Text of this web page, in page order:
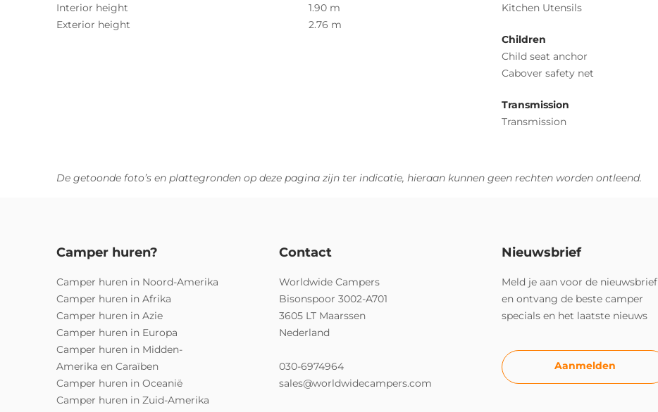
Interior height
1.90 m
Exterior height
2.76 m
Kitchen Utensils
Children
Child seat anchor
Cabover safety net
Transmission
Transmission
De getoonde foto’s en plattegronden op deze pagina zijn ter indicatie, hieraan kunnen geen rechten worden ontleend.
Camper huren?
Camper huren in Noord-Amerika
Camper huren in Afrika
Camper huren in Azie
Camper huren in Europa
Camper huren in Midden-
Amerika en Caraïben
Camper huren in Oceanië
Camper huren in Zuid-Amerika
Contact
Worldwide Campers
Bisonspoor 3002-A701
3605 LT Maarssen
Nederland
030-6974964
sales@worldwidecampers.com
Nieuwsbrief
Meld je aan voor de nieuwsbrief
en ontvang de beste camper
specials en het laatste nieuws
Aanmelden